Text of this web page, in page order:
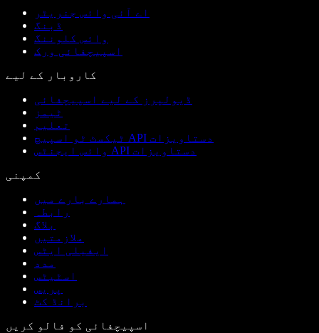
اے آئی وائس جنریٹر
ڈبنگ
وائس کلوننگ
اسپیچفائی ورک
کاروبار کے لیے
ڈیولپرز کے لیے اسپیچفائی
ٹیمز
تعلیم
ٹیکسٹ ٹو اسپیچ API دستاویزات
وائس ایجنٹس API دستاویزات
کمپنی
ہمارے بارے میں
رابطہ
بلاگ
ملازمتیں
ایفیلی ایٹس
مدد
اسٹیٹس
پریس
برانڈ کٹ
اسپیچفائی کو فالو کریں